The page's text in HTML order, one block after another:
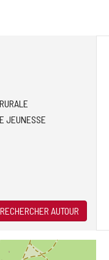
JEUNESSE
RECHERCHER AUTOUR